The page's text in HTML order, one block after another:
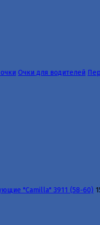
Очки для водителей
"Camilla" 3911 (58-60)